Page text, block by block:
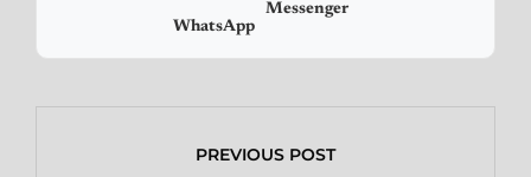
WhatsApp
Messenger
PREVIOUS POST